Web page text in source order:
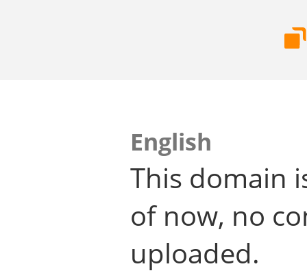
English
This domain
of now, no
uploaded.